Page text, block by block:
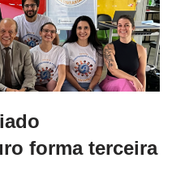
forma terceira